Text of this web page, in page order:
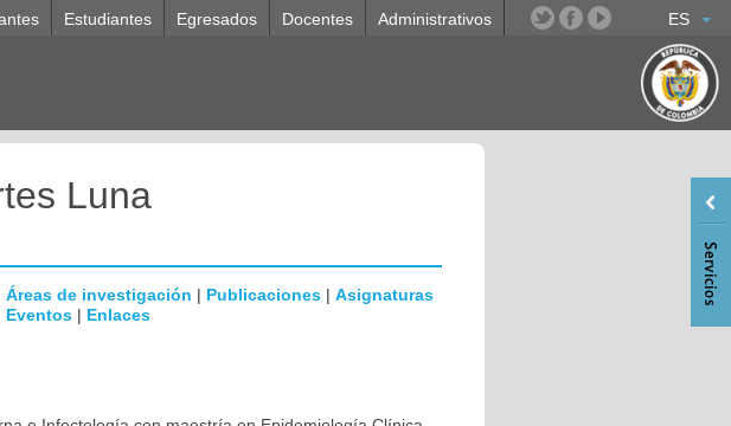
ES
Estudiantes Egresados Docentes Administrativos
Luna
Áreas de investigación | Publicaciones | Asignaturas
Eventos | Enlaces